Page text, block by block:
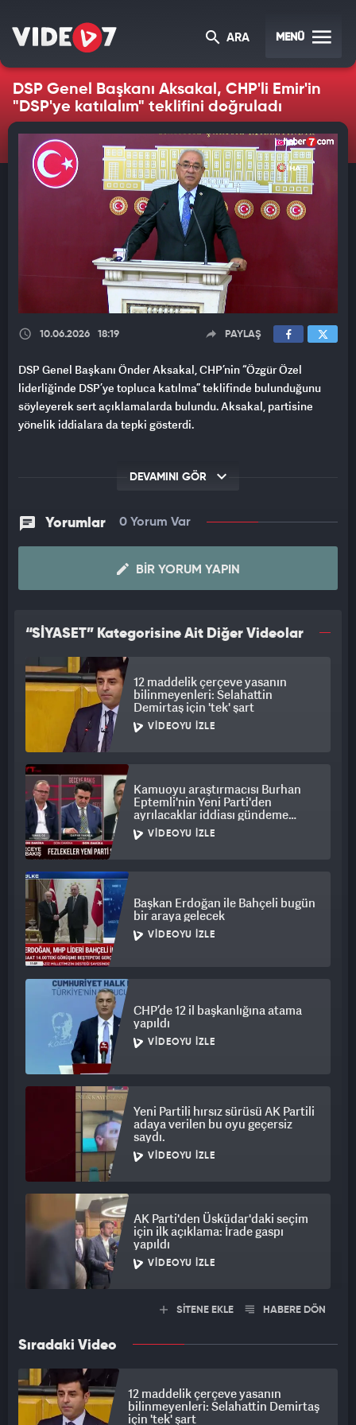
ARA MENÜ
DSP Genel Başkanı Aksakal, CHP'li Emir'in
"DSP'ye katılalım" teklifini doğruladı
10.06.2026 18:19 PAYLAŞ
DSP Genel Başkanı Önder Aksakal, CHP’nin “Özgür Özel
liderliğinde DSP’ye topluca katılma” teklifinde bulunduğunu
söyleyerek sert açıklamalarda bulundu. Aksakal, partisine
yönelik iddialara da tepki gösterdi.
DEVAMINI GÖR
Yorumlar 0 Yorum Var
BIR YORUM YAPIN
“SİYASET” Kategorisine Ait Diğer Videolar
12 maddelik çerçeve yasanın
bilinmeyenleri: Selahattin
Demirtaş için 'tek' şart
VIDEOYU İZLE
Kamuoyu araştırmacısı Burhan
Eptemli'nin Yeni Parti'den
ayrılacaklar iddiası gündeme
bomba gibi düştü
VIDEOYU İZLE
Başkan Erdoğan ile Bahçeli bugün
bir araya gelecek
VIDEOYU İZLE
CHP’de 12 il başkanlığına atama
yapıldı
VIDEOYU İZLE
Yeni Partili hırsız sürüsü AK Partili
adaya verilen bu oyu geçersiz
saydı.
VIDEOYU İZLE
AK Parti'den Üsküdar'daki seçim
için ilk açıklama: İrade gaspı
yapıldı
VIDEOYU İZLE
SİTENE EKLE HABERE DÖN
Sıradaki Video
12 maddelik çerçeve yasanın
bilinmeyenleri: Selahattin Demirtaş
için 'tek' şart